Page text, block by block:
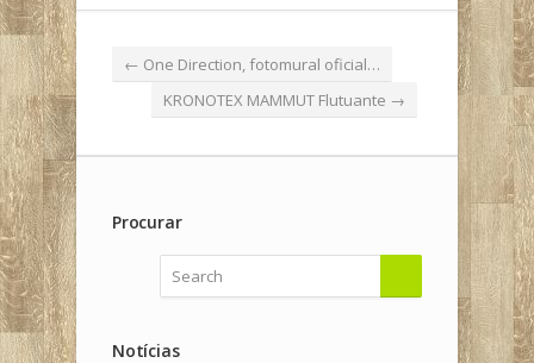
← One Direction, fotomural oficial…
KRONOTEX MAMMUT Flutuante →
Procurar
Notícias